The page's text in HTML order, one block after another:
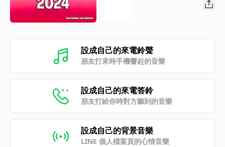
設成自己的來電鈴聲
朋友打來時手機響起的音樂
設成自己的來電答鈴
朋友打給你時對方聽到的音樂
設成自己的背景音樂
LINE 個人檔案頁的心情音樂